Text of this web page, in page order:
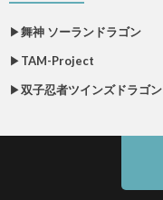
▶舞神 ソーランドラゴン
▶TAM-Project
▶双子忍者ツインズドラゴン